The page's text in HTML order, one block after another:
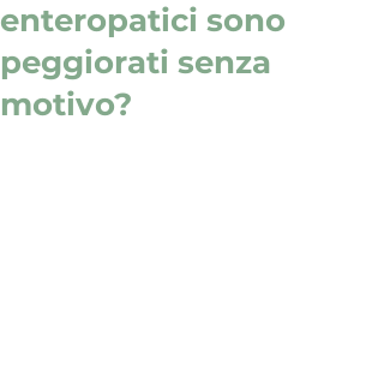
enteropatici sono
peggiorati senza
motivo?